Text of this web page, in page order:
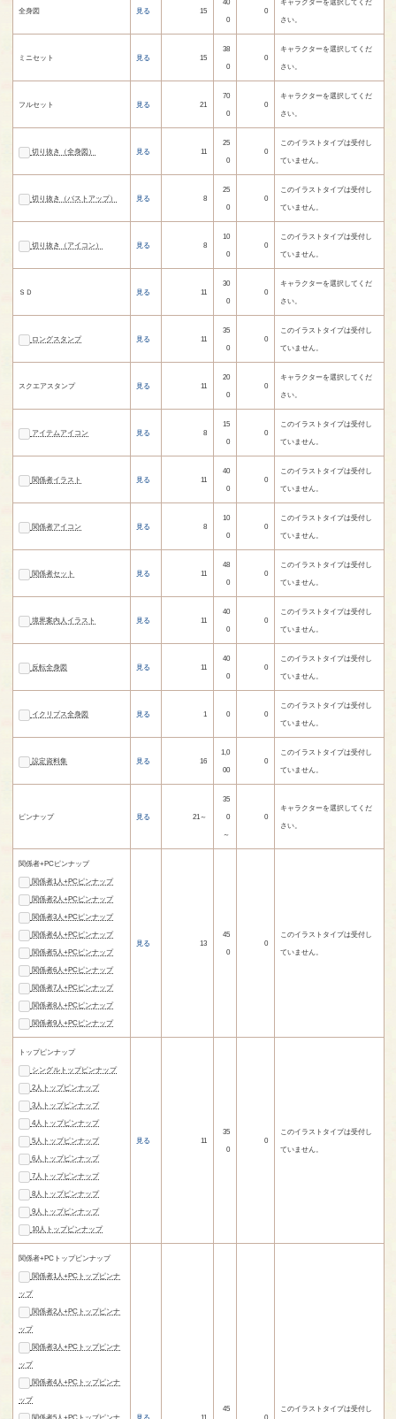
全身図 見る 15
40
0
0
キャラクターを選択してくだ
さい。
ミニセット 見る 15
38
0
0
キャラクターを選択してくだ
さい。
フルセット 見る 21
70
0
0
キャラクターを選択してくだ
さい。
切り抜き（全身図） 見る 11
25
0
0
このイラストタイプは受付し
ていません。
切り抜き（バストアップ） 見る 8
25
0
0
このイラストタイプは受付し
ていません。
切り抜き（アイコン） 見る 8
10
0
0
このイラストタイプは受付し
ていません。
ＳＤ 見る 11
30
0
0
キャラクターを選択してくだ
さい。
ロングスタンプ 見る 11
35
0
0
このイラストタイプは受付し
ていません。
スクエアスタンプ 見る 11
20
0
0
キャラクターを選択してくだ
さい。
アイテムアイコン 見る 8
15
0
0
このイラストタイプは受付し
ていません。
関係者イラスト 見る 11
40
0
0
このイラストタイプは受付し
ていません。
関係者アイコン 見る 8
10
0
0
このイラストタイプは受付し
ていません。
関係者セット 見る 11
48
0
0
このイラストタイプは受付し
ていません。
境界案内人イラスト 見る 11
40
0
0
このイラストタイプは受付し
ていません。
反転全身図 見る 11
40
0
0
このイラストタイプは受付し
ていません。
イクリプス全身図 見る 1 0 0
このイラストタイプは受付し
ていません。
設定資料集 見る 16
1,0
00
0
このイラストタイプは受付し
ていません。
ピンナップ 見る 21～
35
0
～
0
キャラクターを選択してくだ
さい。
関係者+PCピンナップ
関係者1人+PCピンナップ
関係者2人+PCピンナップ
関係者3人+PCピンナップ
関係者4人+PCピンナップ
関係者5人+PCピンナップ
関係者6人+PCピンナップ
関係者7人+PCピンナップ
関係者8人+PCピンナップ
関係者9人+PCピンナップ
見る 13
45
0
0
このイラストタイプは受付し
ていません。
トップピンナップ
シングルトップピンナップ
2人トップピンナップ
3人トップピンナップ
4人トップピンナップ
5人トップピンナップ
6人トップピンナップ
7人トップピンナップ
8人トップピンナップ
9人トップピンナップ
10人トップピンナップ
見る 11
35
0
0
このイラストタイプは受付し
ていません。
関係者+PCトップピンナップ
関係者1人+PCトップピンナ
ップ
関係者2人+PCトップピンナ
ップ
関係者3人+PCトップピンナ
ップ
関係者4人+PCトップピンナ
ップ
45
このイラストタイプは受付し